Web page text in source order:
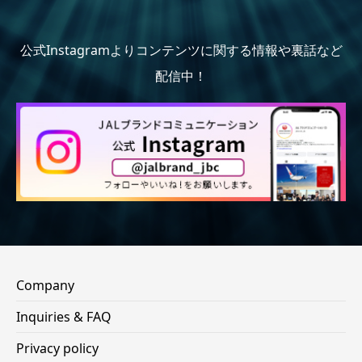
公式Instagramよりコンテンツに関する情報や裏話など
配信中！
Company
Inquiries & FAQ
Privacy policy